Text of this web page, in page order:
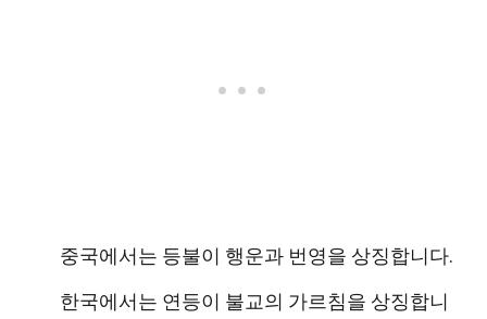
중국에서는 등불이 행운과 번영을 상징합니다.
한국에서는 연등이 불교의 가르침을 상징합니